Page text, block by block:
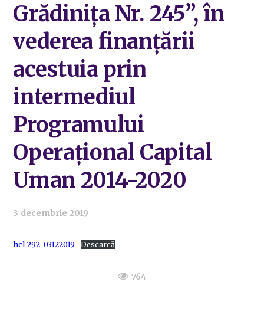
Grădinița Nr. 245”, în
vederea finanțării
acestuia prin
intermediul
Programului
Operațional Capital
Uman 2014-2020
3 decembrie 2019
hcl-292-03122019 Descarcă
764